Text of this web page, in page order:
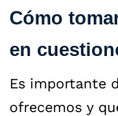
Cómo
en
Es importante
ofrecemos y